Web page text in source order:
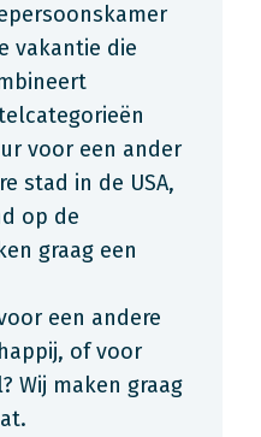
vakantie die
voor een ander
stad in de USA,
op de
graag een
een andere
of voor
Wij maken graag